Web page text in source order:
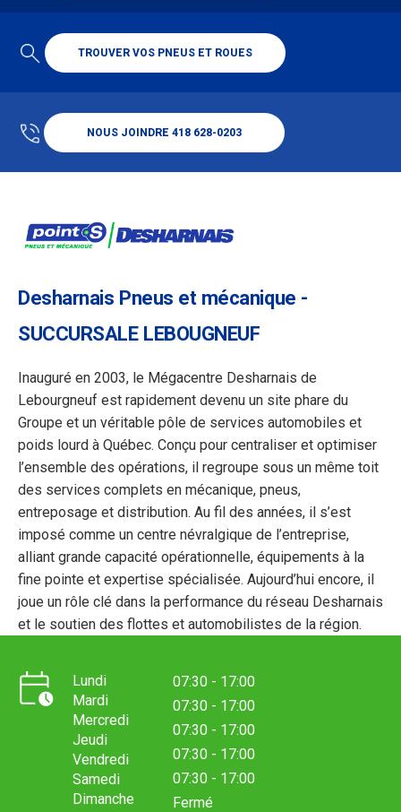
TROUVER VOS PNEUS ET ROUES
NOUS JOINDRE 418 628-0203
Desharnais Pneus et mécanique -
SUCCURSALE LEBOUGNEUF
Inauguré en 2003, le Mégacentre Desharnais de
Lebourgneuf est rapidement devenu un site phare du
Groupe et un véritable pôle de services automobiles et
poids lourd à Québec. Conçu pour centraliser et optimiser
l’ensemble des opérations, il regroupe sous un même toit
des services complets en mécanique, pneus,
entreposage et distribution. Au fil des années, il s’est
imposé comme un centre névralgique de l’entreprise,
alliant grande capacité opérationnelle, équipements à la
fine pointe et expertise spécialisée. Aujourd’hui encore, il
joue un rôle clé dans la performance du réseau Desharnais
et le soutien des flottes et automobilistes de la région.
Lundi
Mardi
Mercredi
Jeudi
Vendredi
Samedi
Dimanche
07:30 - 17:00
07:30 - 17:00
07:30 - 17:00
07:30 - 17:00
07:30 - 17:00
Fermé